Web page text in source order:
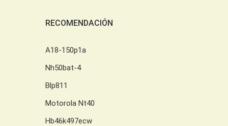
RECOMENDACIÓN
A18-150p1a
Nh50bat-4
Blp811
Motorola Nt40
Hb46k497ecw